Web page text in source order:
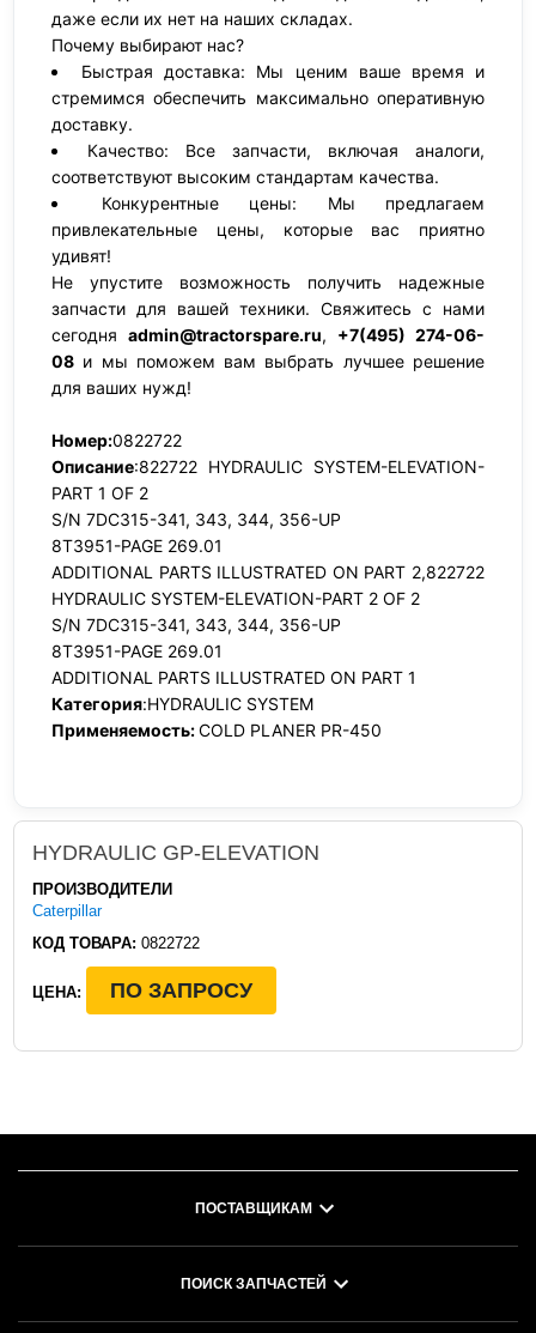
даже если их нет на наших складах.
Почему выбирают нас?
Быстрая доставка: Мы ценим ваше время и
стремимся обеспечить максимально оперативную
доставку.
Качество: Все запчасти, включая аналоги,
соответствуют высоким стандартам качества.
Конкурентные цены: Мы предлагаем
привлекательные цены, которые вас приятно
удивят!
Не упустите возможность получить надежные
запчасти для вашей техники. Свяжитесь с нами
сегодня admin@tractorspare.ru, +7(495) 274-06-
08 и мы поможем вам выбрать лучшее решение
для ваших нужд!
Номер:0822722
Описание:822722 HYDRAULIC SYSTEM-ELEVATION-
PART 1 OF 2
S/N 7DC315-341, 343, 344, 356-UP
8T3951-PAGE 269.01
ADDITIONAL PARTS ILLUSTRATED ON PART 2,822722
HYDRAULIC SYSTEM-ELEVATION-PART 2 OF 2
S/N 7DC315-341, 343, 344, 356-UP
8T3951-PAGE 269.01
ADDITIONAL PARTS ILLUSTRATED ON PART 1
Категория:HYDRAULIC SYSTEM
Применяемость:COLD PLANER PR-450
HYDRAULIC GP-ELEVATION
ПРОИЗВОДИТЕЛИ
Caterpillar
КОД ТОВАРА: 0822722
ЦЕНА: ПО ЗАПРОСУ
ПОСТАВЩИКАМ
ПОИСК ЗАПЧАСТЕЙ